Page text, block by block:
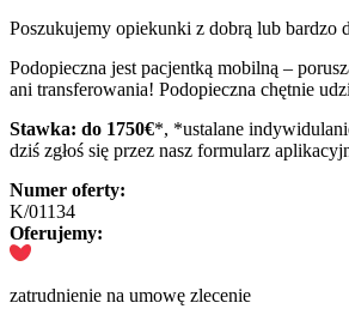
Poszukujemy opiekunki z dobrą lub bardzo
Podopieczna jest pacjentką mobilną –
ani transferowania! Podopieczna chętnie
Stawka: do 1750€*, *ustalane
dziś zgłoś się przez nasz formularz
Numer oferty:
K/01134
Oferujemy:
zatrudnienie na umowę zlecenie